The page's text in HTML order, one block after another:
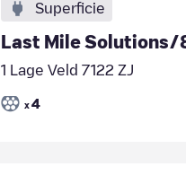
Superficie
Last Mile
1 Lage Veld 7122 ZJ
x 4